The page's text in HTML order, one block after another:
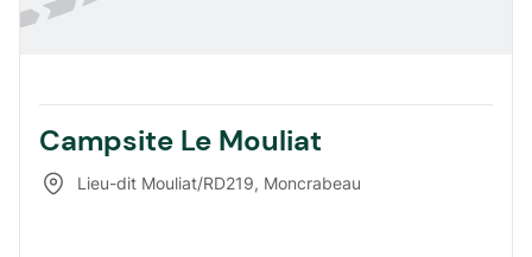
Campsite Le Mouliat
Lieu-dit Mouliat/RD219, Moncrabeau